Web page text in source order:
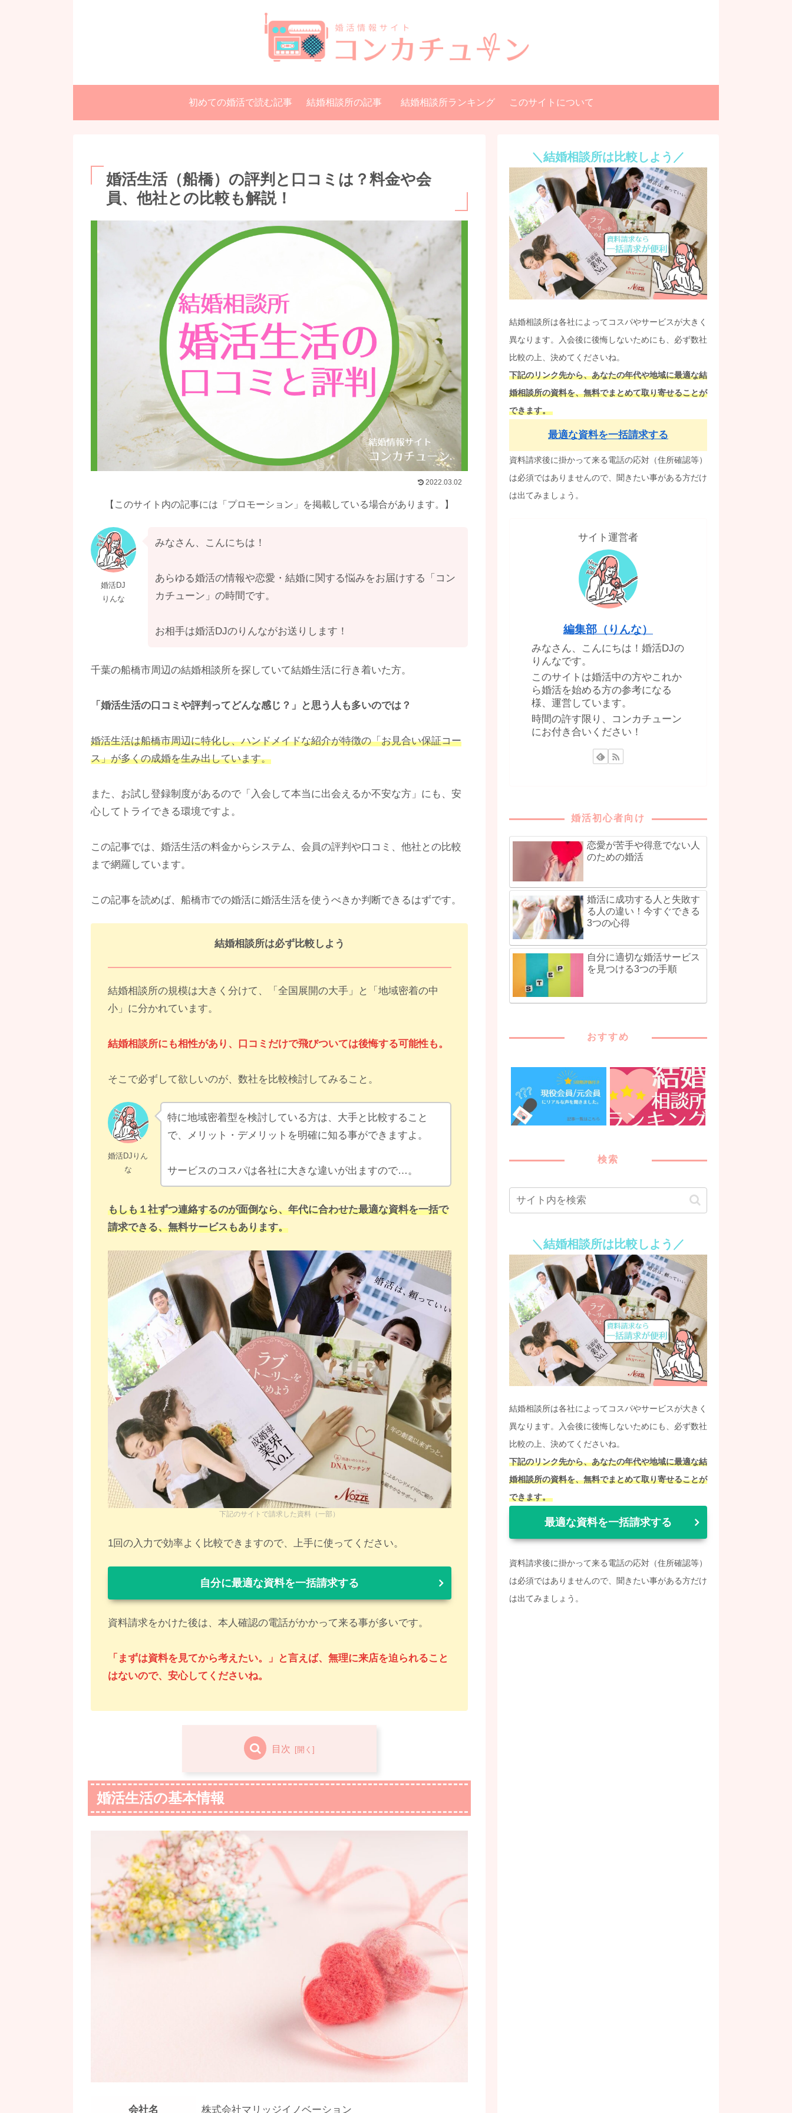
初めての婚活で読む記事 結婚相談所の記事 結婚相談所ランキング このサイトについて
婚活生活（船橋）の評判と口コミは？料金や会
員、他社との比較も解説！
2022.03.02
【このサイト内の記事には「プロモーション」を掲載している場合があります。】
婚活DJ
りんな
みなさん、こんにちは！
あらゆる婚活の情報や恋愛・結婚に関する悩みをお届けする「コン
カチューン」の時間です。
お相手は婚活DJのりんながお送りします！
千葉の船橋市周辺の結婚相談所を探していて結婚生活に行き着いた方。
「婚活生活の口コミや評判ってどんな感じ？」と思う人も多いのでは？
婚活生活は船橋市周辺に特化し、ハンドメイドな紹介が特徴の「お見合い保証コー
ス」が多くの成婚を生み出しています。
また、お試し登録制度があるので「入会して本当に出会えるか不安な方」にも、安
心してトライできる環境ですよ。
この記事では、婚活生活の料金からシステム、会員の評判や口コミ、他社との比較
まで網羅しています。
この記事を読めば、船橋市での婚活に婚活生活を使うべきか判断できるはずです。
結婚相談所は必ず比較しよう
結婚相談所の規模は大きく分けて、「全国展開の大手」と「地域密着の中
小」に分かれています。
結婚相談所にも相性があり、口コミだけで飛びついては後悔する可能性も。
そこで必ずして欲しいのが、数社を比較検討してみること。
婚活DJりん
な
特に地域密着型を検討している方は、大手と比較すること
で、メリット・デメリットを明確に知る事ができますよ。
サービスのコスパは各社に大きな違いが出ますので…。
もしも１社ずつ連絡するのが面倒なら、年代に合わせた最適な資料を一括で
請求できる、無料サービスもあります。
下記のサイトで請求した資料（一部）
1回の入力で効率よく比較できますので、上手に使ってください。
自分に最適な資料を一括請求する
資料請求をかけた後は、本人確認の電話がかかって来る事が多いです。
「まずは資料を見てから考えたい。」と言えば、無理に来店を迫られること
はないので、安心してくださいね。
目次
婚活生活の基本情報
会社名 株式会社マリッジイノベーション
＼結婚相談所は比較しよう／
結婚相談所は各社によってコスパやサービスが大きく
異なります。入会後に後悔しないためにも、必ず数社
比較の上、決めてくださいね。
下記のリンク先から、あなたの年代や地域に最適な結
婚相談所の資料を、無料でまとめて取り寄せることが
できます。
最適な資料を一括請求する
資料請求後に掛かって来る電話の応対（住所確認等）
は必須ではありませんので、聞きたい事がある方だけ
は出てみましょう。
サイト運営者
編集部（りんな）
みなさん、こんにちは！婚活DJの
りんなです。
このサイトは婚活中の方やこれか
ら婚活を始める方の参考になる
様、運営しています。
時間の許す限り、コンカチューン
にお付き合いください！
婚活初心者向け
恋愛が苦手や得意でない人
のための婚活
婚活に成功する人と失敗す
る人の違い！今すぐできる
3つの心得
自分に適切な婚活サービス
を見つける3つの手順
おすすめ
検索
＼結婚相談所は比較しよう／
結婚相談所は各社によってコスパやサービスが大きく
異なります。入会後に後悔しないためにも、必ず数社
比較の上、決めてくださいね。
下記のリンク先から、あなたの年代や地域に最適な結
婚相談所の資料を、無料でまとめて取り寄せることが
できます。
最適な資料を一括請求する
資料請求後に掛かって来る電話の応対（住所確認等）
は必須ではありませんので、聞きたい事がある方だけ
は出てみましょう。